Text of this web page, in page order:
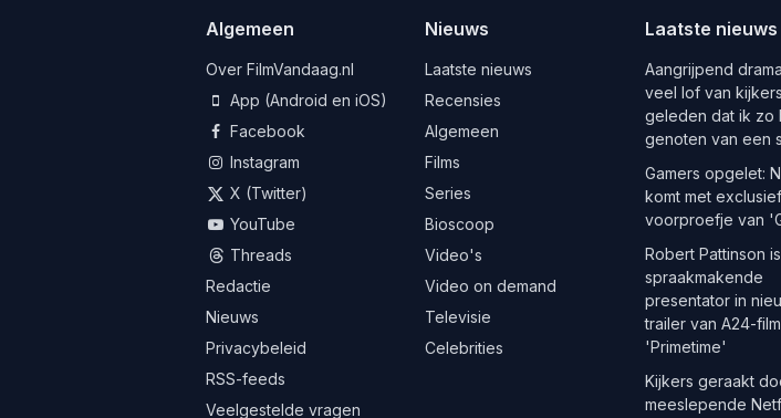
Algemeen
Over FilmVandaag.nl
App (Android en iOS)
Facebook
Instagram
X (Twitter)
YouTube
Threads
Redactie
Nieuws
Privacybeleid
RSS-feeds
Veelgestelde vragen
Nieuws
Laatste nieuws
Recensies
Algemeen
Films
Series
Bioscoop
Video's
Video on demand
Televisie
Celebrities
Laatste nieuws
Aangrijpend
veel lof van
geleden dat ik zo
genoten van een
Gamers opgelet:
komt met exclusief
voorproefje van
Robert Pattinson
spraakmakende
presentator in
trailer van A24-film
'Primetime'
Kijkers geraakt
meeslepende